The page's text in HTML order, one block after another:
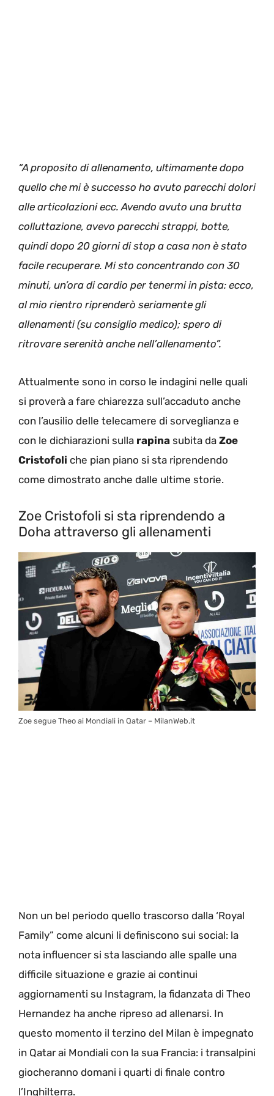
“A proposito di allenamento, ultimamente dopo
quello che mi è successo ho avuto parecchi dolori
alle articolazioni ecc. Avendo avuto una brutta
colluttazione, avevo parecchi strappi, botte,
quindi dopo 20 giorni di stop a casa non è stato
facile recuperare. Mi sto concentrando con 30
minuti, un’ora di cardio per tenermi in pista: ecco,
al mio rientro riprenderò seriamente gli
allenamenti (su consiglio medico); spero di
ritrovare serenità anche nell’allenamento”.
Attualmente sono in corso le indagini nelle quali
si proverà a fare chiarezza sull’accaduto anche
con l’ausilio delle telecamere di sorveglianza e
con le dichiarazioni sulla rapina subita da Zoe
Cristofoli che pian piano si sta riprendendo
come dimostrato anche dalle ultime storie.
Zoe Cristofoli si sta riprendendo a
Doha attraverso gli allenamenti
Zoe segue Theo ai Mondiali in Qatar – MilanWeb.it
Non un bel periodo quello trascorso dalla ‘Royal
Family” come alcuni li definiscono sui social: la
nota influencer si sta lasciando alle spalle una
difficile situazione e grazie ai continui
aggiornamenti su Instagram, la fidanzata di Theo
Hernandez ha anche ripreso ad allenarsi. In
questo momento il terzino del Milan è impegnato
in Qatar ai Mondiali con la sua Francia: i transalpini
giocheranno domani i quarti di finale contro
l’Inghilterra.